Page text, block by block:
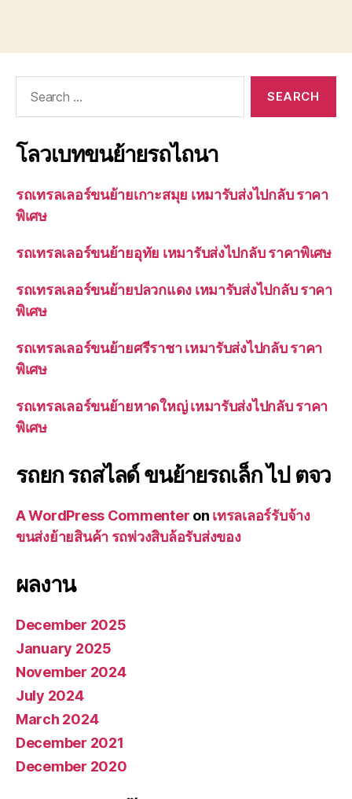
โลวเบทขนย้ายรถไถนา
รถเทรลเลอร์ขนย้ายเกาะสมุย เหมารับส่งไปกลับ ราคา
พิเศษ
รถเทรลเลอร์ขนย้ายอุทัย เหมารับส่งไปกลับ ราคาพิเศษ
รถเทรลเลอร์ขนย้ายปลวกแดง เหมารับส่งไปกลับ ราคา
พิเศษ
รถเทรลเลอร์ขนย้ายศรีราชา เหมารับส่งไปกลับ ราคา
พิเศษ
รถเทรลเลอร์ขนย้ายหาดใหญ่ เหมารับส่งไปกลับ ราคา
พิเศษ
รถยก รถสไลด์ ขนย้ายรถเล็ก ไป ตจว
A WordPress Commenter on เทรลเลอร์รับจ้าง
ขนส่งย้ายสินค้า รถพ่วงสิบล้อรับส่งของ
ผลงาน
December 2025
January 2025
November 2024
July 2024
March 2024
December 2021
December 2020